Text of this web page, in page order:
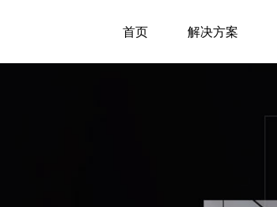
首页 解决方案